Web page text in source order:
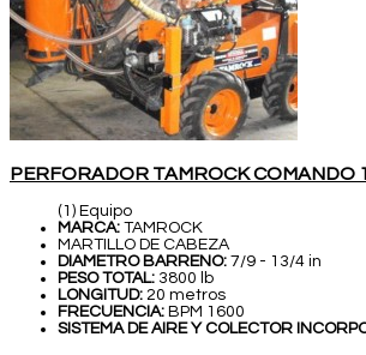
PERFORADOR TAMROCK COMANDO
(1) Equipo
MARCA: TAMROCK
MARTILLO DE CABEZA
DIAMETRO BARRENO: 7/9 - 13/4 in
PESO TOTAL: 3800 lb
LONGITUD: 20 metros
FRECUENCIA: BPM 1600
SISTEMA DE AIRE Y COLECTOR